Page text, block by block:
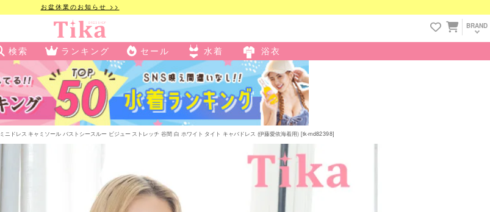
お盆休業のお知らせ >>
BRAND
検索 ランキング セール 水着 浴衣
ミニドレス キャミソール バストシースルー ビジュー ストレッチ 谷間 白 ホワイト タイト キャバドレス (伊藤愛依海着用) [tk-md82398]